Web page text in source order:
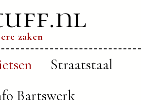
zaken
Straatstaal
Bartswerk